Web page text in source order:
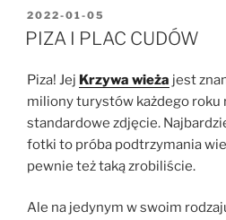
OPUBLIKOWANE
W
2022-01-05
PIZA I PLAC CUDÓW
Piza! Jej Krzywa wieża jest
miliony turystów każdego roku
standardowe zdjęcie.
fotki to próba podtrzymania
pewnie też taką zrobiliście.
Ale na jedynym w swoim